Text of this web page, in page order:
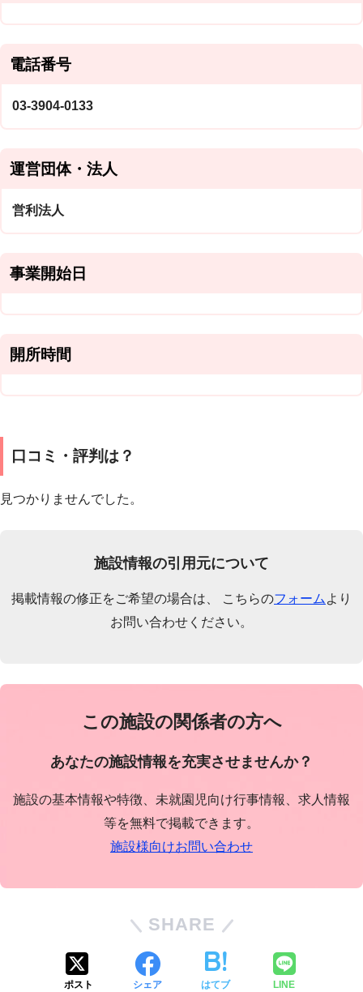
電話番号
03-3904-0133
運営団体・法人
営利法人
事業開始日
開所時間
口コミ・評判は？
見つかりませんでした。
施設情報の引用元について
掲載情報の修正をご希望の場合は、 こちらのフォーム より
お問い合わせください。
この施設の関係者の方へ
あなたの施設情報を充実させませんか？
施設の基本情報や特徴、未就園児向け行事情報、求人情報
等を無料で掲載できます。
施設様向けお問い合わせ
SHARE
ポスト シェア はてブ LINE